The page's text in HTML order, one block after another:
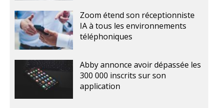
Zoom étend son réceptionniste
IA à tous les environnements
téléphoniques
Abby annonce avoir dépassée les
300 000 inscrits sur son
application